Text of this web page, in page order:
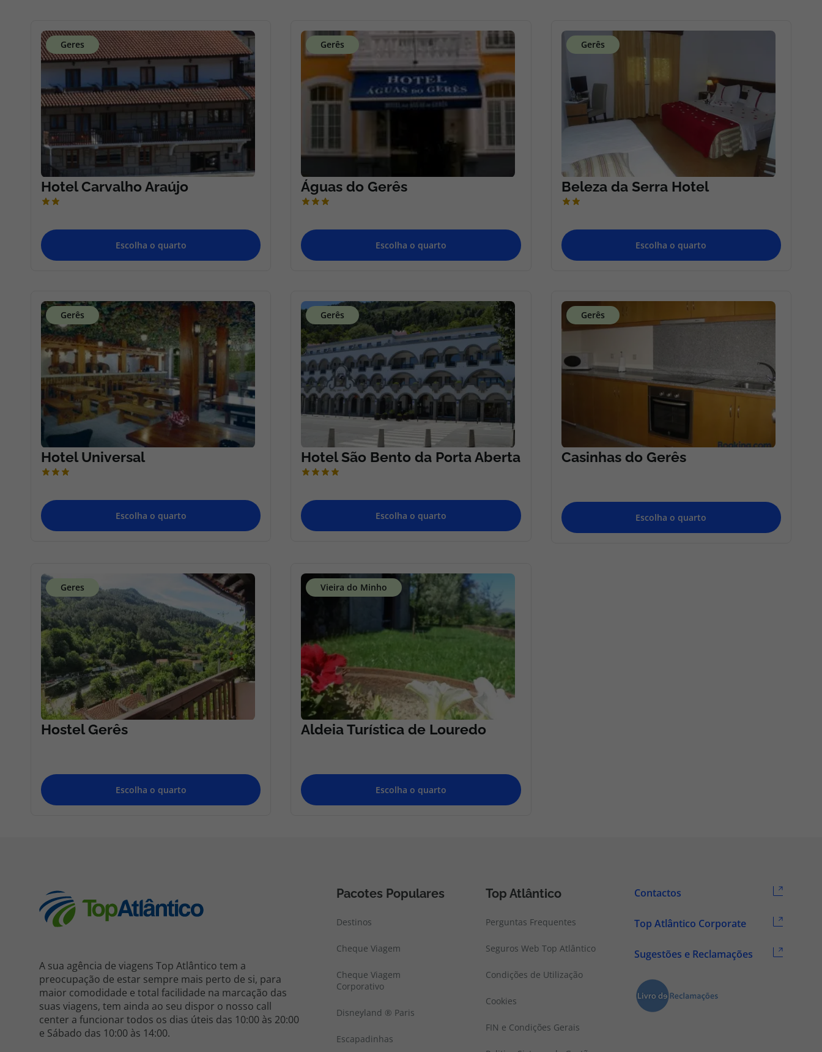
A sua agência de viagens Top Atlântico tem a
preocupação de estar sempre mais perto de si, para
maior comodidade e total facilidade na marcação das
suas viagens, tem ainda ao seu dispor o nosso call
center a funcionar todos os dias úteis das 10:00 às 20:00
e Sábado das 10:00 às 14:00.
Pacotes Populares
Destinos
Cheque Viagem
Cheque Viagem
Corporativo
Disneyland ® Paris
Escapadinhas
Top Atlântico
Perguntas Frequentes
Seguros Web Top Atlântico
Condições de Utilização
Cookies
FIN e Condições Gerais
Contactos
Top Atlântico Corporate
Sugestões e Reclamações